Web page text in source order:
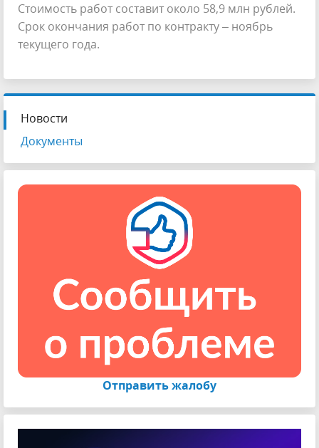
Стоимость работ составит около 58,9 млн рублей.
Срок окончания работ по контракту – ноябрь
текущего года.
Новости
Документы
Отправить жалобу